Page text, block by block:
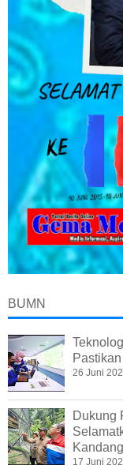
BUMN
26 Juni
Dukung
17 Juni